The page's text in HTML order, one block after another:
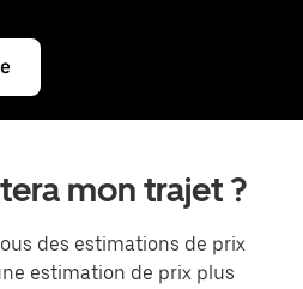
mon trajet ?
des estimations de prix
estimation de prix plus